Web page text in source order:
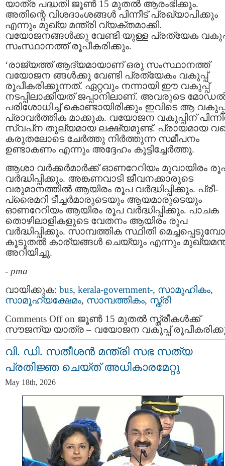
യാത്ര പദ്ധതി ജൂണ്‍ 15 മുതല്‍ ആരംഭിക്കും.
അതിന്റെ വിശദാംശങ്ങള്‍ പിന്നീട് പ്രഖ്യാപിക്കും
എന്നും മുഖ്യ മന്ത്രി വ്യക്തമാക്കി.
വയോജനങ്ങൾക്കു വേണ്ടി യുള്ള പ്രത്യേക
സംസ്ഥാനത്ത് രൂപീകരിക്കും.
‘രാജ്യത്ത് ആദ്യമായാണ് ഒരു സംസ്ഥാനത്ത്
വയോജന ങ്ങൾക്കു വേണ്ടി പ്രത്യേകം വകുപ്പ്
രൂപീകരിക്കുന്നത്. ഏറ്റവും നന്നായി ഈ വകുപ്പ്
നടപ്പിലാക്കിയത് ജപ്പാനിലാണ്. അവരുടെ
പരിശോധിച്ച് കൊണ്ടായിരിക്കും ഇവിടെ ആ
പ്രാവർത്തിക മാക്കുക. വയോജന വകുപ്പിന്
സ്വപ്‌ന തുല്യമായ ലക്ഷ്യമുണ്ട്. പ്രായമായ
കരുതലോടെ ചേര്‍ത്തു നിര്‍ത്തുന്ന സമീപനം
ഉണ്ടാകണം എന്നും അദ്ദേഹം കൂട്ടിച്ചേര്‍ത്തു.
ആശാ വര്‍ക്കര്‍മാര്‍ക്ക് ഓണറേറിയം മൂവായിരം
വർദ്ധിപ്പിക്കും. അങ്കണവാടി ജീവനക്കാരുടെ
വരുമാനത്തില്‍ ആയിരം രൂപ വർദ്ധിപ്പിക്കും. പ്രീ-
പ്രൈമറി ടീച്ചര്‍മാരുടെയും ആയമാരുടെയും
ഓണറേറിയം ആയിരം രൂപ വർദ്ധിപ്പിക്കും. പാചക
തൊഴിലാളികളുടെ വേതനം ആയിരം രൂപ
വർദ്ധിപ്പിക്കും. സാമ്പത്തിക സ്ഥിതി
കൂടുതല്‍ കാര്യങ്ങള്‍ ചെയ്യും എന്നും
അറിയിച്ചു.
- pma
വായിക്കുക: bus, kerala-government-, സാമൂഹികം,
സാമൂഹ്യക്ഷേമം, സാമ്പത്തികം, സ്ത്രീ
Comments Offon ജൂൺ 15 മുതൽ സ്ത്രീകൾക്ക്
സൗജന്യ യാത്ര – വയോജന വകുപ്പ്
വി. ഡി. സതീശന്‍ മന്ത്രി സഭ സത്യ
പ്രതിജ്ഞ ചെയ്ത് അധികാരമേറ്റു
May 18th, 2026